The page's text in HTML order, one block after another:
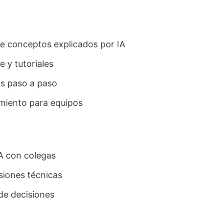
conceptos explicados por IA
y tutoriales
paso a paso
para equipos
con colegas
técnicas
decisiones